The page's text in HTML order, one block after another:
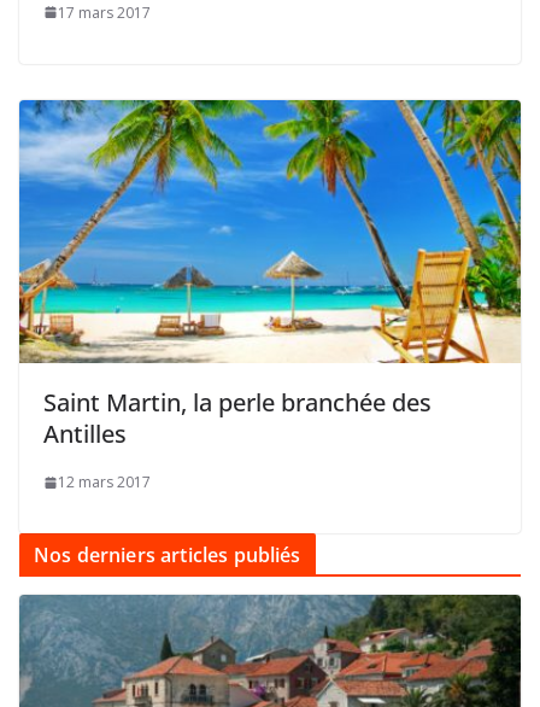
17 mars 2017
Saint Martin, la perle branchée des
Antilles
12 mars 2017
Nos derniers articles publiés